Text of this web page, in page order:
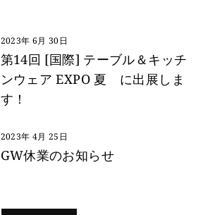
2023年 6月 30日
第14回 [国際] テーブル＆キッチ
ンウェア EXPO 夏 に出展しま
す！
2023年 4月 25日
GW休業のお知らせ